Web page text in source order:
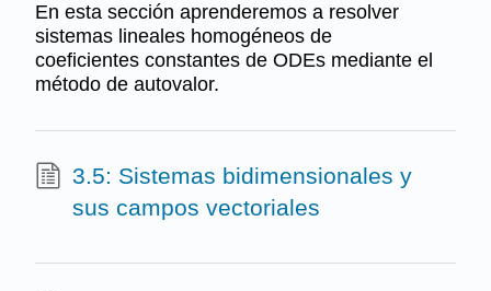
En esta sección aprenderemos a resolver
sistemas lineales homogéneos de
coeficientes constantes de ODEs mediante el
método de autovalor.
3.5: Sistemas bidimensionales y
sus campos vectoriales